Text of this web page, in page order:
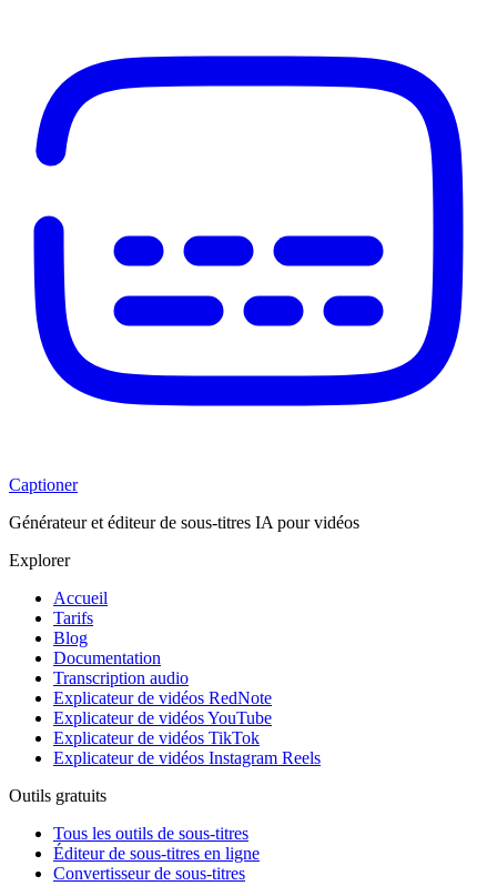
Captioner
Générateur et éditeur de sous-titres IA pour vidéos
Explorer
Accueil
Tarifs
Blog
Documentation
Transcription audio
Explicateur de vidéos RedNote
Explicateur de vidéos YouTube
Explicateur de vidéos TikTok
Explicateur de vidéos Instagram Reels
Outils gratuits
Tous les outils de sous-titres
Éditeur de sous-titres en ligne
Convertisseur de sous-titres